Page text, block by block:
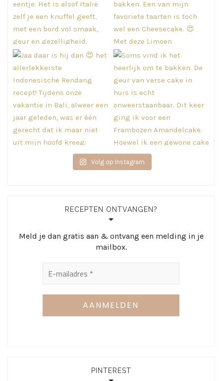
Volg op Instagram
RECEPTEN ONTVANGEN?
Meld je dan gratis aan & ontvang een melding in je
mailbox.
PINTEREST